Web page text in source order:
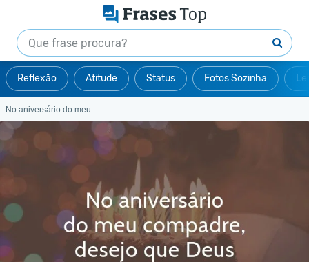
Reflexão Atitude Status Fotos Sozinha
No aniversário do meu...